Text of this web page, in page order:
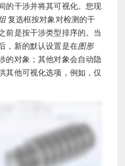
的干涉并将其可视化。您现
复选框按对象对检测的干
前是按干涉类型排序的。当
，新的默认设置是在图形
的对象；其他对象会自动隐
其他可视化选项，例如，仅